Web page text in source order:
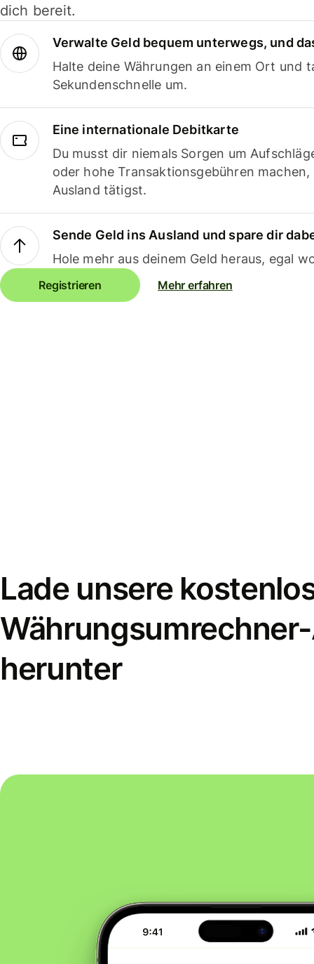
dich bereit.
Verwalte Geld bequem unterwegs, und
Halte deine Währungen an einem Ort und
Sekundenschnelle um.
Eine internationale Debitkarte
Du musst dir niemals Sorgen um
oder hohe Transaktionsgebühren
Ausland tätigst.
Sende Geld ins Ausland und spare dir
Hole mehr aus deinem Geld heraus, egal
Registrieren Mehr erfahren
Lade unsere
herunter